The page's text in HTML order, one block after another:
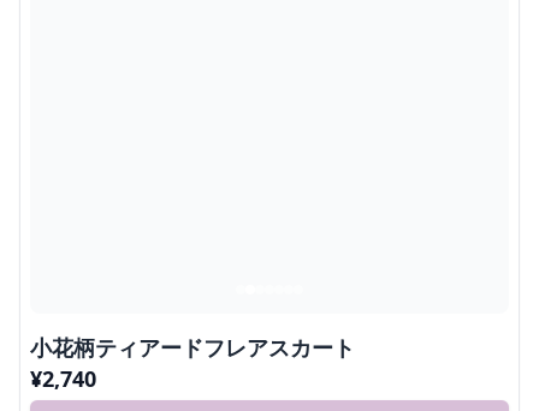
小花柄ティアードフレアスカート
¥2,740